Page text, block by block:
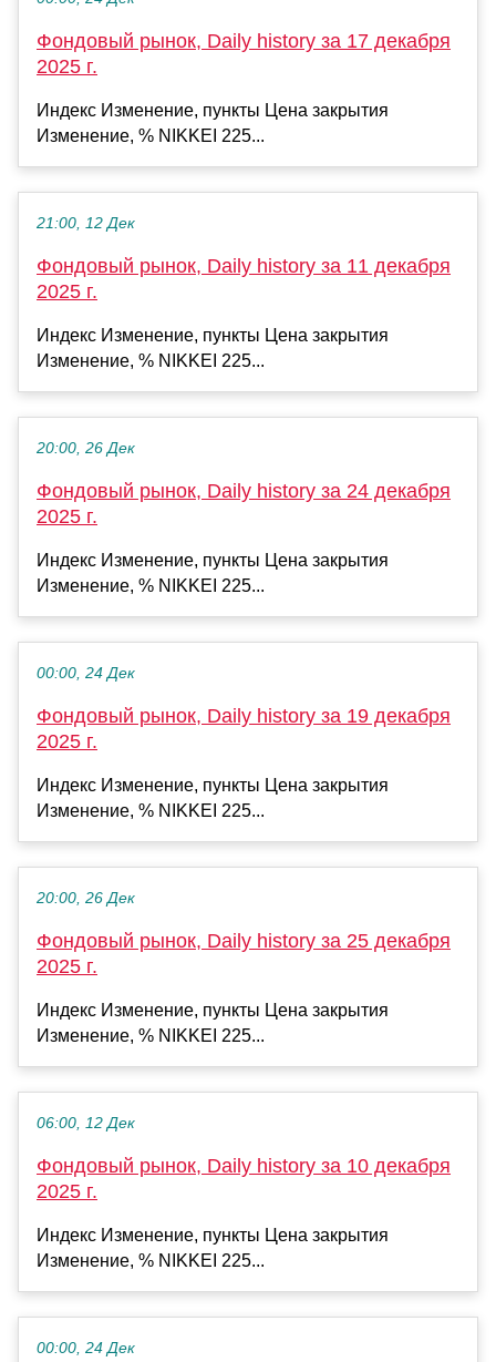
Фондовый рынок, Daily history за 17 декабря
2025 г.
Индекс Изменение, пункты Цена закрытия
Изменение, % NIKKEI 225...
21:00, 12 Дек
Фондовый рынок, Daily history за 11 декабря
2025 г.
Индекс Изменение, пункты Цена закрытия
Изменение, % NIKKEI 225...
20:00, 26 Дек
Фондовый рынок, Daily history за 24 декабря
2025 г.
Индекс Изменение, пункты Цена закрытия
Изменение, % NIKKEI 225...
00:00, 24 Дек
Фондовый рынок, Daily history за 19 декабря
2025 г.
Индекс Изменение, пункты Цена закрытия
Изменение, % NIKKEI 225...
20:00, 26 Дек
Фондовый рынок, Daily history за 25 декабря
2025 г.
Индекс Изменение, пункты Цена закрытия
Изменение, % NIKKEI 225...
06:00, 12 Дек
Фондовый рынок, Daily history за 10 декабря
2025 г.
Индекс Изменение, пункты Цена закрытия
Изменение, % NIKKEI 225...
00:00, 24 Дек